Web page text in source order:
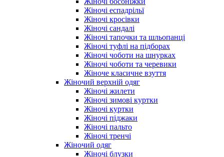
Жіночі еспадрільї
Жіночі кросівки
Жіночі сандалі
Жіночі тапочки та шльопанці
Жіночі туфлі на підборах
Жіночі чоботи на шнурках
Жіночі чоботи та черевики
Жіноче класичне взуття
Жіночий верхній одяг
Жіночі жилети
Жіночі зимові куртки
Жіночі куртки
Жіночі піджаки
Жіночі пальто
Жіночі тренчі
Жіночий одяг
Жіночі блузки